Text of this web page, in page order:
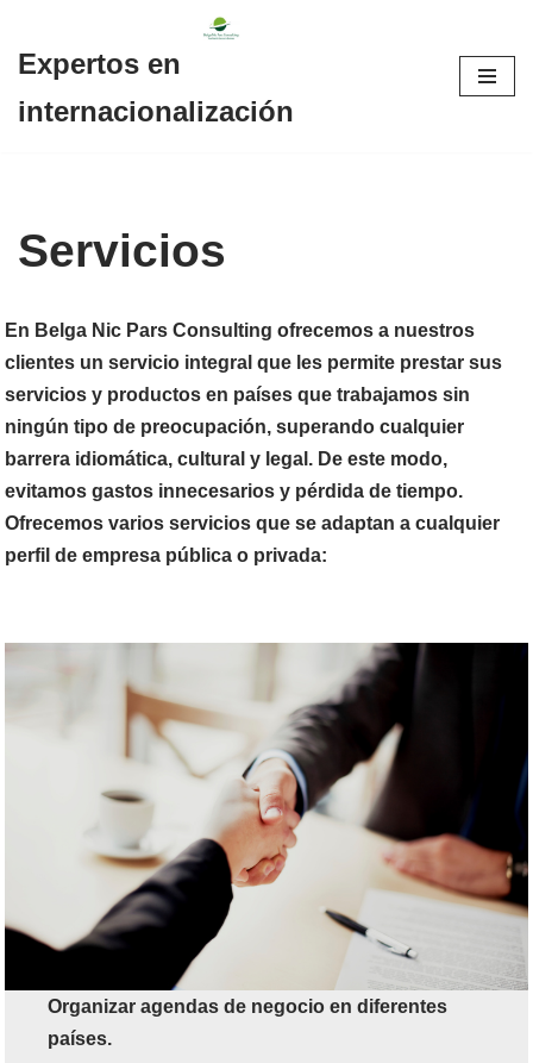
Saltar
al
Expertos en
internacionalización
Servicios
En Belga Nic Pars Consulting ofrecemos a nuestros
clientes un servicio integral que les permite prestar sus
servicios y productos en países que trabajamos sin
ningún tipo de preocupación, superando cualquier
barrera idiomática, cultural y legal. De este modo,
evitamos gastos innecesarios y pérdida de tiempo.
Ofrecemos varios servicios que se adaptan a cualquier
perfil de empresa pública o privada:
Organizar agendas de negocio en diferentes
países.